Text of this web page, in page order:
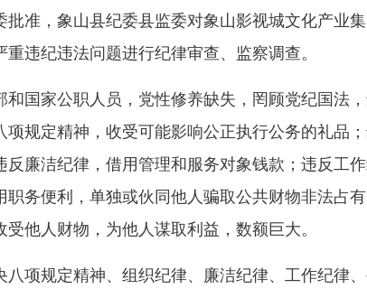
准，象山县纪委县监委对象山影视城文化产业集
违纪违法问题进行纪律审查、监察调查。
国家公职人员，党性修养缺失，罔顾党纪国法
规定精神，收受可能影响公正执行公务的礼品；
廉洁纪律，借用管理和服务对象钱款；违反工作
务便利，单独或伙同他人骗取公共财物非法占
他人财物，为他人谋取利益，数额巨大。
项规定精神、组织纪律、廉洁纪律、工作纪律